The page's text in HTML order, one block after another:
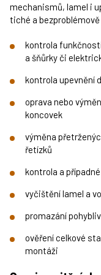
mechanismů, lamel i
tiché a bezproblémově
kontrola
a šňůrky či
kontrola upevnění
oprava nebo
koncovek
výměna
řetízků
kontrola a
vyčištění lamel a
promazání
ověření celkové
montáži